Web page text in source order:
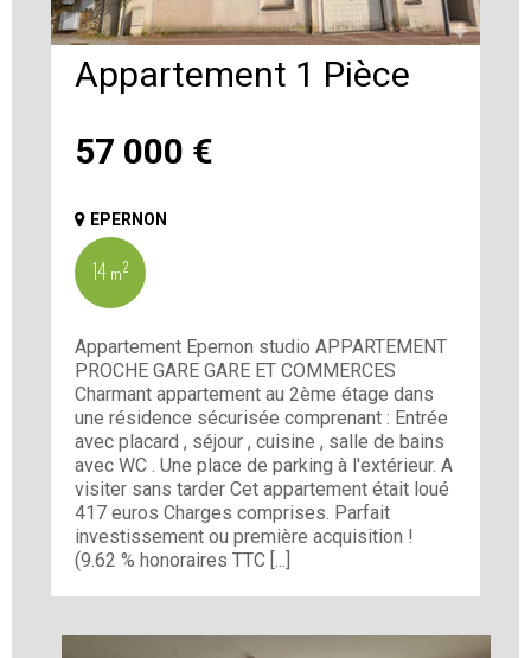
57 000 €
Appartement 1 Pièce
EPERNON
14 m²
Appartement Epernon studio APPARTEMENT
PROCHE GARE GARE ET COMMERCES
Charmant appartement au 2ème étage dans
une résidence sécurisée comprenant : Entrée
avec placard , séjour , cuisine , salle de bains
avec WC . Une place de parking à l'extérieur. A
visiter sans tarder Cet appartement était loué
417 euros Charges comprises. Parfait
investissement ou première acquisition !
(9.62 % honoraires TTC [...]